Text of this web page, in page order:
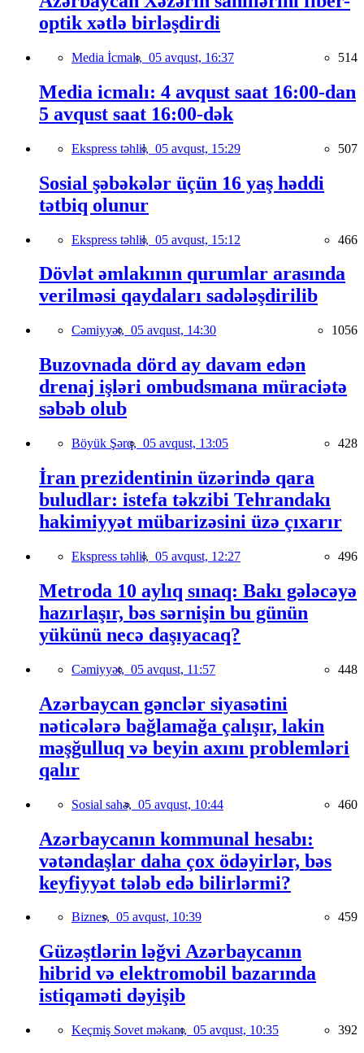
optik xətlə birləşdirdi
Media İcmalı, 05 avqust, 16:37 514
Media icmalı: 4 avqust saat 16:00-dan
5 avqust saat 16:00-dək
Ekspress təhlil, 05 avqust, 15:29 507
Sosial şəbəkələr üçün 16 yaş həddi
tətbiq olunur
Ekspress təhlil, 05 avqust, 15:12 466
Dövlət əmlakının qurumlar arasında
verilməsi qaydaları sadələşdirilib
Cəmiyyət, 05 avqust, 14:30 1056
Buzovnada dörd ay davam edən
drenaj işləri ombudsmana müraciətə
səbəb olub
Böyük Şərq, 05 avqust, 13:05 428
İran prezidentinin üzərində qara
buludlar: istefa təkzibi Tehrandakı
hakimiyyət mübarizəsini üzə çıxarır
Ekspress təhlil, 05 avqust, 12:27 496
Metroda 10 aylıq sınaq: Bakı gələcəyə
hazırlaşır, bəs sərnişin bu günün
yükünü necə daşıyacaq?
Cəmiyyət, 05 avqust, 11:57 448
Azərbaycan gənclər siyasətini
nəticələrə bağlamağa çalışır, lakin
məşğulluq və beyin axını problemləri
qalır
Sosial sahə, 05 avqust, 10:44 460
Azərbaycanın kommunal hesabı:
vətəndaşlar daha çox ödəyirlər, bəs
keyfiyyət tələb edə bilirlərmi?
Biznes, 05 avqust, 10:39 459
Güzəştlərin ləğvi Azərbaycanın
hibrid və elektromobil bazarında
istiqaməti dəyişib
Keçmiş Sovet məkanı, 05 avqust, 10:35 392